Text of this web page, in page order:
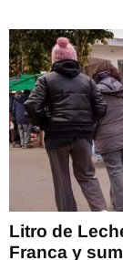
Litro de
Franca y